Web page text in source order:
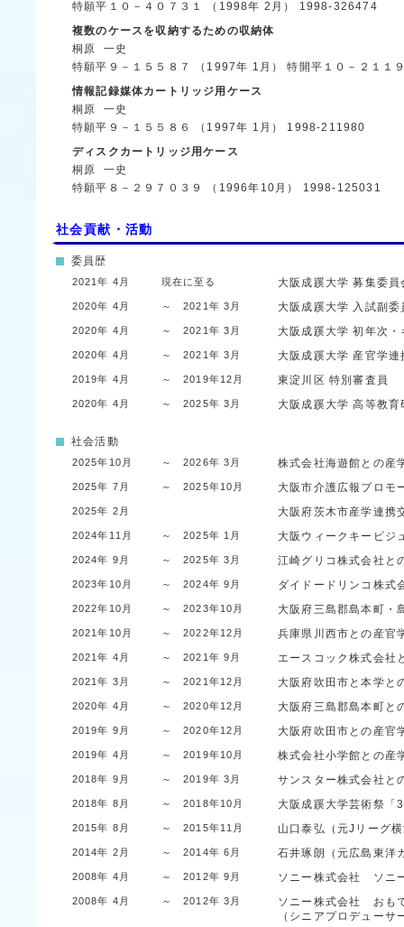
特願平１０－４０７３１ （1998年 2月） 1998-326474
複数のケースを収納するための収納体
桐原 一史
特願平９－１５５８７
（1997年 1月）特開平１０－２１１
情報記録媒体カートリッジ用ケース
桐原 一史
特願平９－１５５８６
（1997年 1月） 1998-211980
ディスクカートリッジ用ケース
桐原 一史
特願平８－２９７０３９
（1996年10月） 1998-125031
社会貢献・活動
委員歴
2021年 4月 現在に至る 大阪成蹊大学募集委
2020年 4月 ～ 2021年 3月 大阪成蹊大学 入試副
2020年 4月 ～ 2021年 3月 大阪成蹊大学初年次
2020年 4月 ～ 2021年 3月 大阪成蹊大学 産官学
2019年 4月 ～ 2019年12月 東淀川区 特別審査員
2020年 4月 ～ 2025年 3月 大阪成蹊大学高等教
社会活動
2025年10月 ～ 2026年 3月 株式会社海遊館との産
2025年 7月 ～ 2025年10月 大阪市介護広報プロモ
2025年 2月 大阪府茨木市産学連
2024年11月 ～ 2025年 1月 大阪ウィークキービジ
2024年 9月 ～ 2025年 3月 江崎グリコ株式会社と
2023年10月 ～ 2024年 9月 ダイドードリンコ株式
2022年10月 ～ 2023年10月 大阪府三島郡島本町・
2021年10月 ～ 2022年12月 兵庫県川西市との産官
2021年 4月 ～ 2021年 9月 エースコック株式会
2021年 3月 ～ 2021年12月 大阪府吹田市と本学と
2020年 4月 ～ 2020年12月 大阪府三島郡島本町
2019年 9月 ～ 2020年12月 大阪府吹田市との産
2019年 4月 ～ 2019年10月 株式会社小学館との産
2018年 9月 ～ 2019年 3月 サンスター株式会社と
2018年 8月 ～ 2018年10月 大阪成蹊大学芸術祭
2015年 8月 ～ 2015年11月 山口泰弘（元Jリーグ
2014年 2月 ～ 2014年 6月 石井琢朗（元広島東
2008年 4月 ～ 2012年 9月 ソニー株式会社 ソニ
2008年 4月 ～ 2012年 3月
ソニー株式会社 おも
（シニアプロデューサ